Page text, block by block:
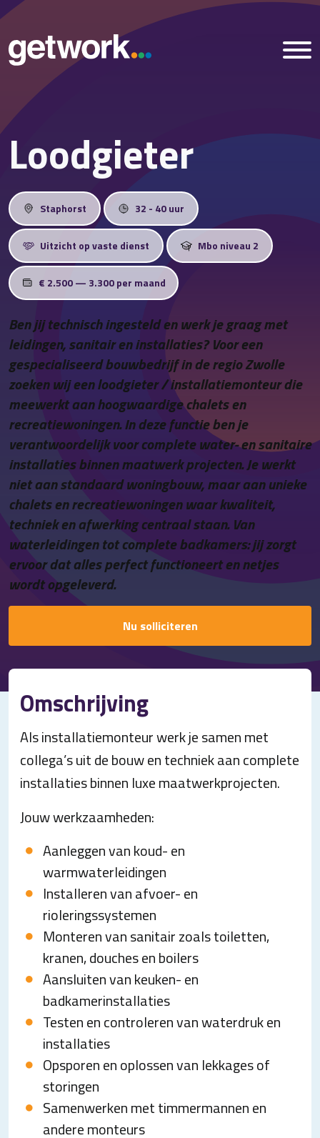
Home
Nieuws
Over ons
Vestigingen
Contact
Loodgieter
Staphorst 32 - 40 uur
Uitzicht op vaste dienst Mbo niveau 2
€ 2.500 — 3.300 per maand
Ben jij technisch ingesteld en werk je graag met
leidingen, sanitair en installaties? Voor een
gespecialiseerd bouwbedrijf in de regio Zwolle
zoeken wij een loodgieter / installatiemonteur die
meewerkt aan hoogwaardige chalets en
recreatiewoningen. In deze functie ben je
verantwoordelijk voor complete water- en sanitaire
installaties binnen maatwerk projecten. Je werkt
niet aan standaard woningbouw, maar aan unieke
chalets en recreatiewoningen waar kwaliteit,
techniek en afwerking centraal staan. Van
waterleidingen tot complete badkamers: jij zorgt
ervoor dat alles perfect functioneert en netjes
wordt opgeleverd.
Nu solliciteren
Omschrijving
Als installatiemonteur werk je samen met
collega’s uit de bouw en techniek aan complete
installaties binnen luxe maatwerkprojecten.
Jouw werkzaamheden:
Aanleggen van koud- en
warmwaterleidingen
Installeren van afvoer- en
rioleringssystemen
Monteren van sanitair zoals toiletten,
kranen, douches en boilers
Aansluiten van keuken- en
badkamerinstallaties
Testen en controleren van waterdruk en
installaties
Opsporen en oplossen van lekkages of
storingen
Samenwerken met timmermannen en
andere monteurs